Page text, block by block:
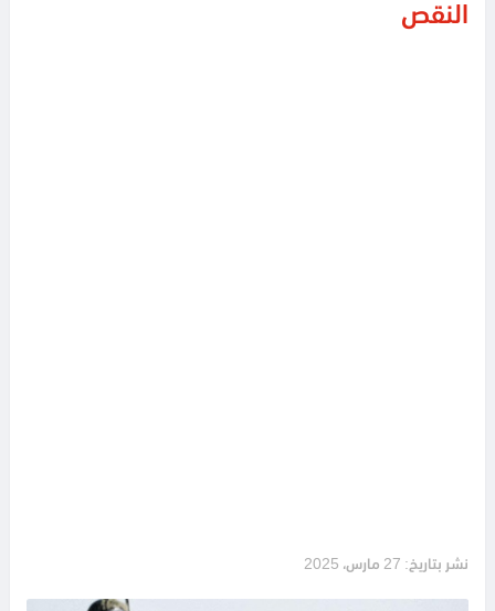
النقص
نشر بتاريخ: 27 مارس، 2025